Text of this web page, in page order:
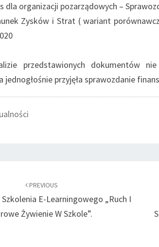
dla organizacji pozarządowych –
Zysków i Strat ( wariant
przedstawionych dokumentów
jednogłośnie przyjęła sprawozdanie
PREVIOUS
E-Learningowego „Ruch I
Żywienie W Szkole”.